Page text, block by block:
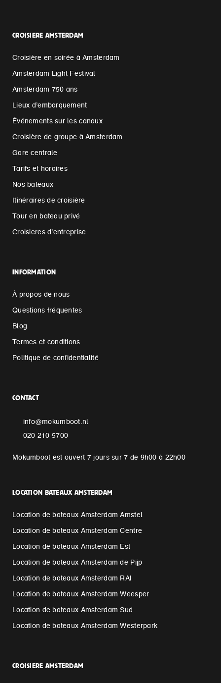
CROISIERE AMSTERDAM
Croisière en soirée à Amsterdam
Amsterdam Light Festival
Amsterdam 750 ans
Lieux d’embarquement
Événements sur les canaux
Croisière de groupe à Amsterdam
Gare centrale
Tarifs et horaires
Nos bateaux
Itinéraires de croisière
Tour en bateau privé
Croisieres d’entreprise
INFORMATION
À propos de nous
Questions fréquentes
Blog
Termes et conditions
Politique de confidentialité
CONTACT
info@mokumboot.nl
020 210 5700
Mokumboot est ouvert 7 jours sur 7 de 9h00 à 22h00
LOCATION BATEAUX AMSTERDAM
Location de bateaux Amsterdam Amstel
Location de bateaux Amsterdam Centre
Location de bateaux Amsterdam Est
Location de bateaux Amsterdam de Pijp
Location de bateaux Amsterdam RAI
Location de bateaux Amsterdam Weesper
Location de bateaux Amsterdam Sud
Location de bateaux Amsterdam Westerpark
CROISIERE AMSTERDAM